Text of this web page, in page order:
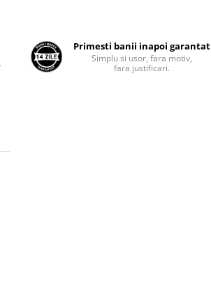
Primesti banii inapoi garantat
Simplu si usor, fara motiv,
fara justificari.